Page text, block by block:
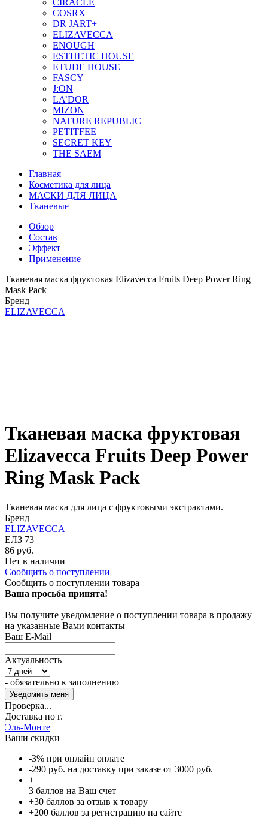
CIRACLE
COSRX
DR JART+
ELIZAVECCA
ENOUGH
ESTHETIC HOUSE
ETUDE HOUSE
FASCY
J:ON
LA’DOR
MIZON
NATURE REPUBLIC
PETITFEE
SEСRET KEY
THE SAEM
Главная
Косметика для лица
МАСКИ ДЛЯ ЛИЦА
Тканевые
Обзор
Состав
Эффект
Применение
Тканевая маска фруктовая Elizavecca Fruits Deep Power Ring
Mask Pack
Бренд
ELIZAVECCA
Тканевая маска фруктовая
Elizavecca Fruits Deep Power
Ring Mask Pack
Тканевая маска для лица с фруктовыми экстрактами.
Бренд
ELIZAVECCA
ЕЛЗ 73
86 руб.
Нет в наличии
Сообщить о поступлении
Сообщить о поступлении товара
Ваша просьба принята!
Вы получите уведомление о поступлении товара в продажу
на указанные Вами контакты
Ваш E-Mail
Актуальность
- обязательно к заполнению
Проверка...
Доставка по г.
Эль-Монте
Ваши скидки
-3% при онлайн оплате
-290 руб. на доставку при заказе от 3000 руб.
+
3 баллов на Ваш счет
+30 баллов за отзыв к товару
+200 баллов за регистрацию на сайте